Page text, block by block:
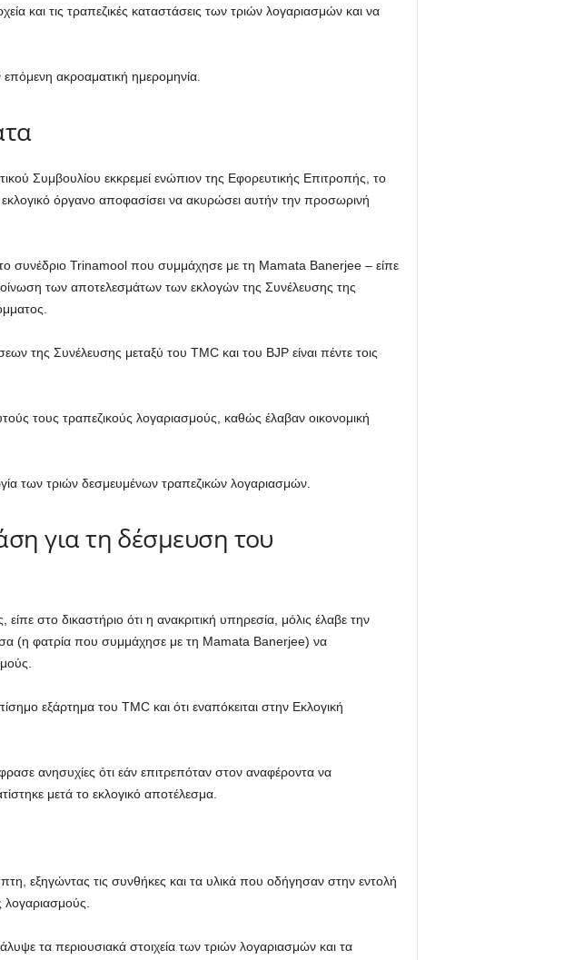
και τις τραπεζικές καταστάσεις των τριών λογαριασμών και να
ακροαματική ημερομηνία.
Συμβουλίου εκκρεμεί ενώπιον της Εφορευτικής Επιτροπής, το
όργανο αποφασίσει να ακυρώσει αυτήν την προσωρινή
Trinamool που συμμάχησε με τη Mamata Banerjee – είπε
των αποτελεσμάτων των εκλογών της Συνέλευσης της
της Συνέλευσης μεταξύ του TMC και του BJP είναι πέντε τοις
τους τραπεζικούς λογαριασμούς, καθώς έλαβαν οικονομική
των τριών δεσμευμένων τραπεζικών λογαριασμών.
για τη δέσμευση του
στο δικαστήριο ότι η ανακριτική υπηρεσία, μόλις έλαβε την
(η φατρία που συμμάχησε με τη Mamata Banerjee) να
εξάρτημα του TMC και ότι εναπόκειται στην Εκλογική
ανησυχίες ότι εάν επιτρεπόταν στον αναφέροντα να
μετά το εκλογικό αποτέλεσμα.
εξηγώντας τις συνθήκες και τα υλικά που οδήγησαν στην εντολή
λογαριασμούς.
τα περιουσιακά στοιχεία των τριών λογαριασμών και τα